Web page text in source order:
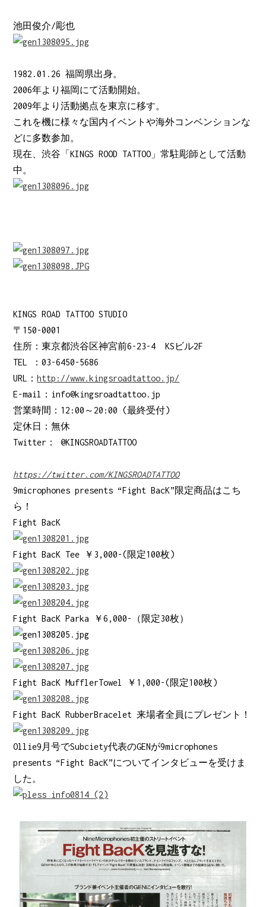
池田俊介/彫也
1982.01.26 福岡県出身。
2006年より福岡にて活動開始。
2009年より活動拠点を東京に移す。
これを機に様々な国内イベントや海外コンベンションな
どに多数参加。
現在、渋谷「KINGS ROOD TATTOO」常駐彫師として活動
中。
KINGS ROAD TATTOO STUDIO
〒150-0001
住所：東京都渋谷区神宮前6-23-4 KSビル2F
TEL ：03-6450-5686
URL：http://www.kingsroadtattoo.jp/
E-mail：info@kingsroadtattoo.jp
営業時間：12:00～20:00 (最終受付)
定休日：無休
Twitter： @KINGSROADTATTOO
https://twitter.com/KINGSROADTATTOO
9microphones presents “Fight BacK”限定商品はこち
ら！
Fight BacK
Fight BacK Tee ￥3,000-(限定100枚)
Fight BacK Parka ￥6,000-（限定30枚）
Fight BacK MufflerTowel ￥1,000-(限定100枚)
Fight BacK RubberBracelet 来場者全員にプレゼント！
Ollie9月号でSubciety代表のGENが9microphones
presents “Fight BacK”についてインタビューを受けま
した。